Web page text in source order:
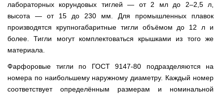
лабораторных корундовых тиглей — от 2 мл до 2–2,5 л,
высота — от 15 до 230 мм. Для промышленных плавок
производятся крупногабаритные тигли объёмом до 12 л и
более. Тигли могут комплектоваться крышками из того же
материала.
Фарфоровые тигли по ГОСТ 9147-80 подразделяются на
номера по наибольшему наружному диаметру. Каждый номер
соответствует определённым размерам и номинальной